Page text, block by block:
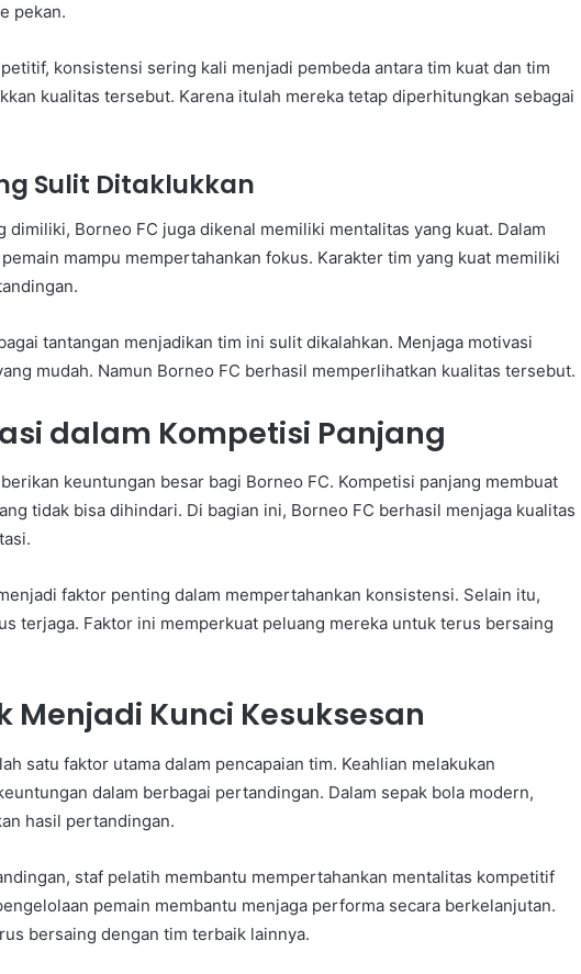
pekan.
konsistensi sering kali menjadi pembeda antara tim kuat dan tim
kualitas tersebut. Karena itulah mereka tetap diperhitungkan sebagai
Sulit Ditaklukkan
dimiliki, Borneo FC juga dikenal memiliki mentalitas yang kuat. Dalam
mampu mempertahankan fokus. Karakter tim yang kuat memiliki
tantangan menjadikan tim ini sulit dikalahkan. Menjaga motivasi
mudah. Namun Borneo FC berhasil memperlihatkan kualitas tersebut.
dalam Kompetisi Panjang
keuntungan besar bagi Borneo FC. Kompetisi panjang membuat
tidak bisa dihindari. Di bagian ini, Borneo FC berhasil menjaga kualitas
faktor penting dalam mempertahankan konsistensi. Selain itu,
terjaga. Faktor ini memperkuat peluang mereka untuk terus bersaing
Menjadi Kunci Kesuksesan
satu faktor utama dalam pencapaian tim. Keahlian melakukan
dalam berbagai pertandingan. Dalam sepak bola modern,
hasil pertandingan.
staf pelatih membantu mempertahankan mentalitas kompetitif
pemain membantu menjaga performa secara berkelanjutan.
bersaing dengan tim terbaik lainnya.